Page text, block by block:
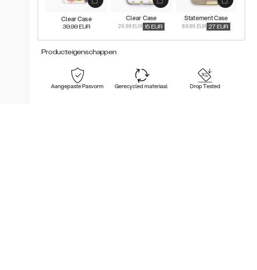
Clear Case
39.99 EUR
Clear Case
29.99 EUR 15 EUR
Statement Case
89.99 EUR 27 EUR
Producteigenschappen
Aangepaste Pasvorm Gerecycled materiaal Drop Tested